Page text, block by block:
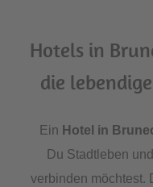
Hotels in
die
Ein Hotel in
Du Stadtleben
verbinden möchtest.